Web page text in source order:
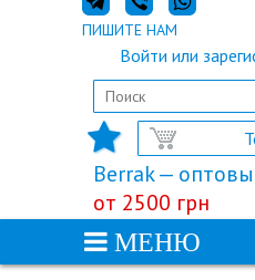
Войти или
ПИШИТЕ НАМ
Berrak —
от 2500 грн
МЕНЮ